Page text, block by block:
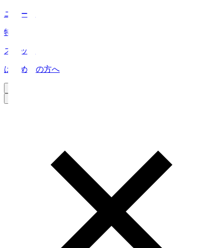
ニュース
特集
スタッツ
はじめての方へ